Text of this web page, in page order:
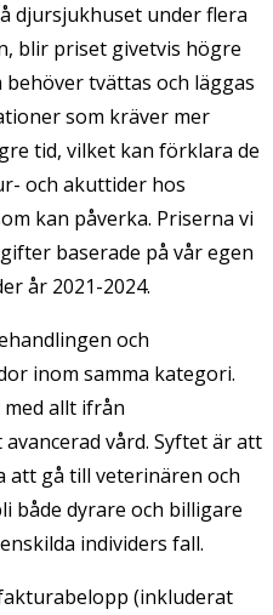
djursjukhuset under flera
blir priset givetvis högre
tvättas och läggas
som kräver mer
tid, vilket kan förklara de
och akuttider hos
kan påverka. Priserna vi
baserade på vår egen
år 2021-2024.
och
inom samma kategori.
allt ifrån
vård. Syftet är att
att gå till veterinären och
både dyrare och billigare
individers fall.
(inkluderat